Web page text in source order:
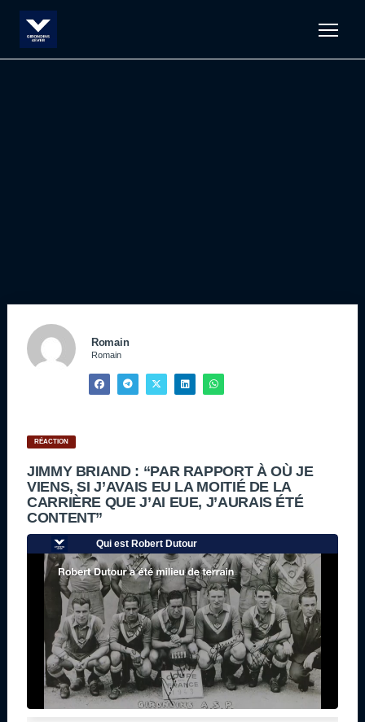
Romain
Romain
RÉACTION
JIMMY BRIAND : “PAR RAPPORT À OÙ JE
VIENS, SI J’AVAIS EU LA MOITIÉ DE LA
CARRIÈRE QUE J’AI EUE, J’AURAIS ÉTÉ
CONTENT”